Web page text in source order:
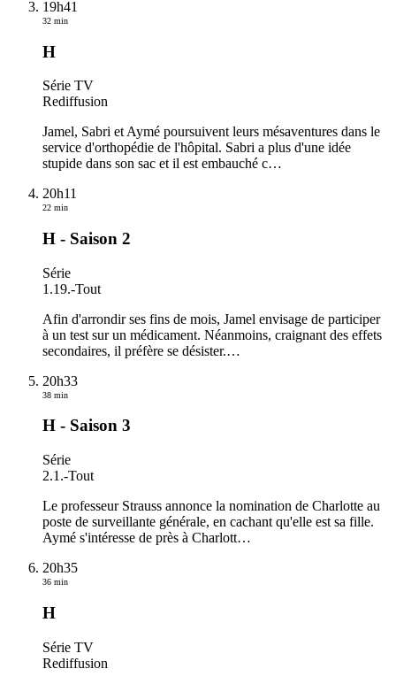
19h41
32 min
H
Série TV
Rediffusion
Jamel, Sabri et Aymé poursuivent leurs mésaventures dans le
service d'orthopédie de l'hôpital. Sabri a plus d'une idée
stupide dans son sac et il est embauché c…
20h11
22 min
H - Saison 2
Série
1.19.-Tout
Afin d'arrondir ses fins de mois, Jamel envisage de participer
à un test sur un médicament. Néanmoins, craignant des effets
secondaires, il préfère se désister.…
20h33
38 min
H - Saison 3
Série
2.1.-Tout
Le professeur Strauss annonce la nomination de Charlotte au
poste de surveillante générale, en cachant qu'elle est sa fille.
Aymé s'intéresse de près à Charlott…
20h35
36 min
H
Série TV
Rediffusion